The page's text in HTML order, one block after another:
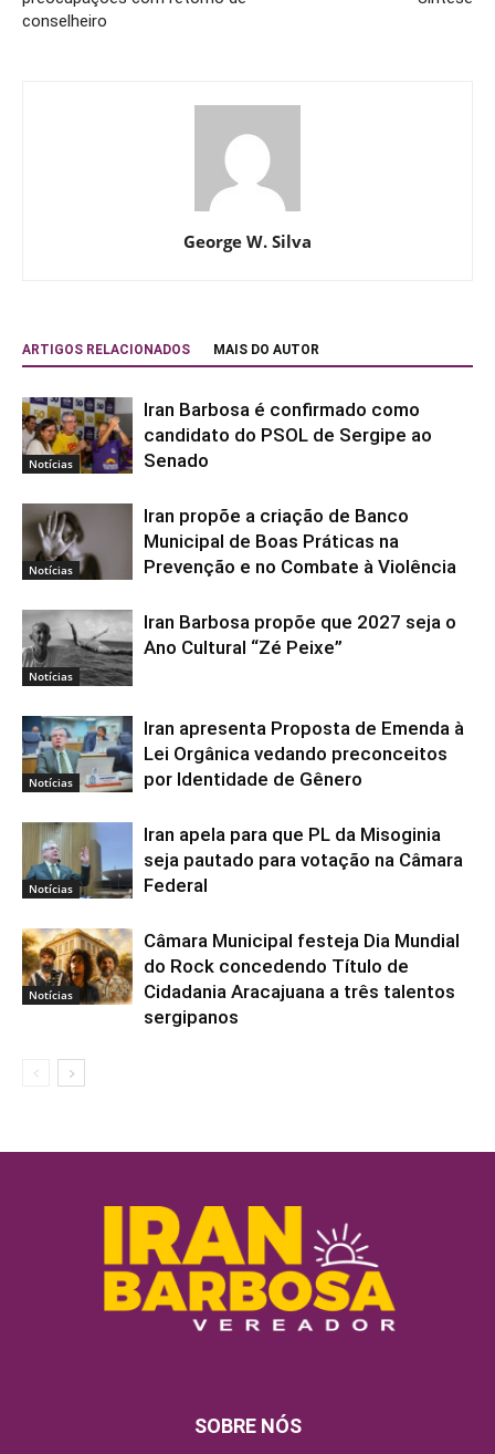
conselheiro
George W. Silva
ARTIGOS RELACIONADOS MAIS DO AUTOR
Notícias
Iran Barbosa é confirmado como
candidato do PSOL de Sergipe ao
Senado
Notícias
Iran propõe a criação de Banco
Municipal de Boas Práticas na
Prevenção e no Combate à Violência
Notícias
Iran Barbosa propõe que 2027 seja o
Ano Cultural “Zé Peixe”
Notícias
Iran apresenta Proposta de Emenda à
Lei Orgânica vedando preconceitos
por Identidade de Gênero
Notícias
Iran apela para que PL da Misoginia
seja pautado para votação na Câmara
Federal
Notícias
Câmara Municipal festeja Dia Mundial
do Rock concedendo Título de
Cidadania Aracajuana a três talentos
sergipanos
SOBRE NÓS